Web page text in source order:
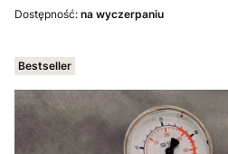
Dostępność: na wyczerpaniu
Bestseller